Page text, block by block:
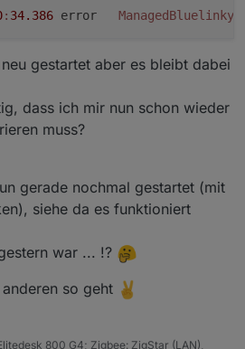
str
str
str
= f"https://idpconnect-
== "kia":
brand=brand,
client_id="fdc85c00-0a2f-4c64-
redirect_final="https://
ist das Passwort für den Bluelink
: 34.386
gestartet aber es bleibt dabei
dass ich mir nun schon wieder
muss?
gerade nochmal gestartet (mit
siehe da es funktioniert
war ... !?
so geht
800 G4; Zigbee: ZigStar (LAN),